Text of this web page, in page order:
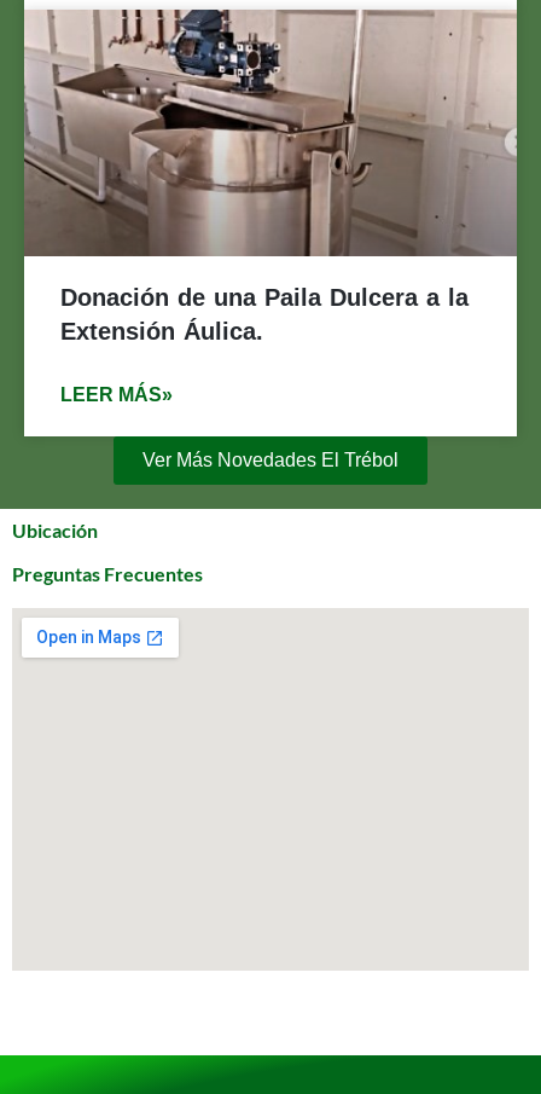
Donación de una Paila Dulcera a la
Extensión Áulica.
LEER MÁS»
Ver Más Novedades El Trébol
Ubicación
Preguntas Frecuentes